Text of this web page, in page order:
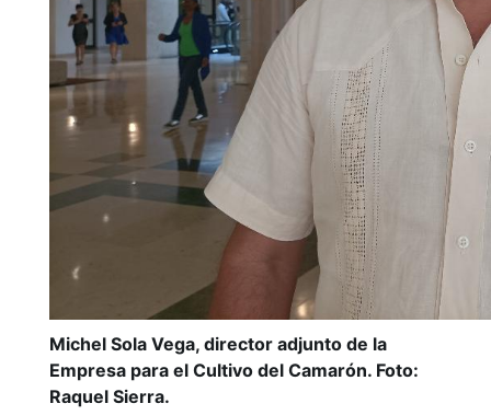
Michel Sola Vega, director adjunto de la
Empresa para el Cultivo del Camarón. Foto:
Raquel Sierra.